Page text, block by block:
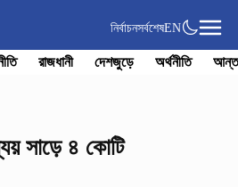
নির্বাচনসর্বশেষEN
রাজধানী দেশজুড়ে অর্থনীতি
সাড়ে ৪ কোটি